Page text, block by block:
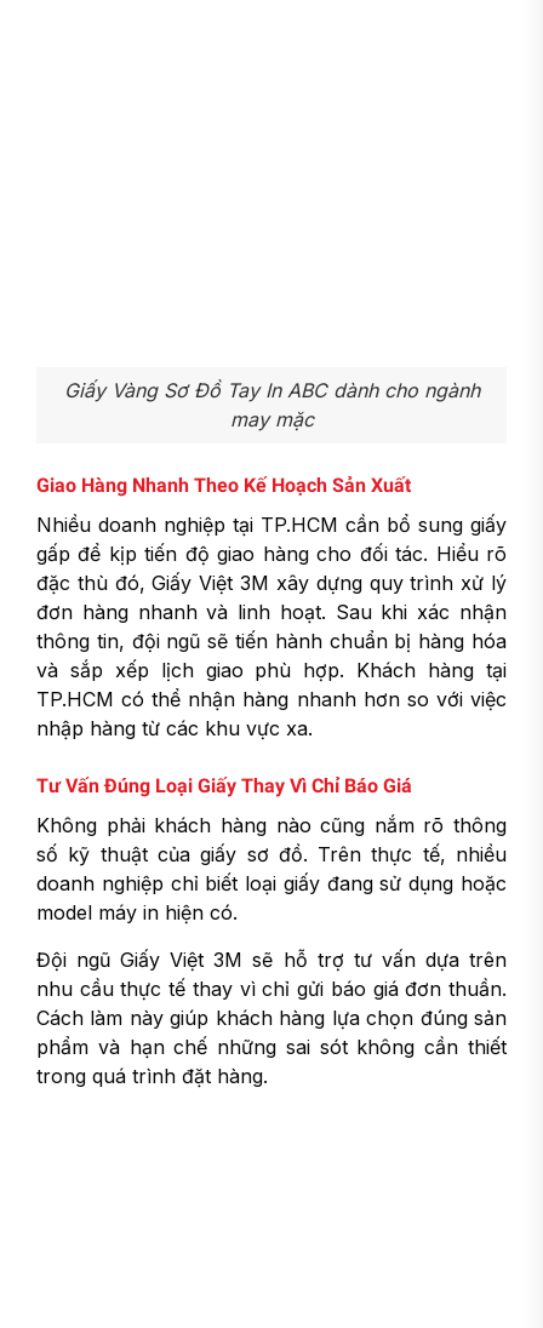
Giấy Vàng Sơ Đồ Tay In ABC dành cho ngành
may mặc
Giao Hàng Nhanh Theo Kế Hoạch Sản Xuất
Nhiều doanh nghiệp tại TP.HCM cần bổ sung giấy
gấp để kịp tiến độ giao hàng cho đối tác. Hiểu rõ
đặc thù đó, Giấy Việt 3M xây dựng quy trình xử lý
đơn hàng nhanh và linh hoạt. Sau khi xác nhận
thông tin, đội ngũ sẽ tiến hành chuẩn bị hàng hóa
và sắp xếp lịch giao phù hợp. Khách hàng tại
TP.HCM có thể nhận hàng nhanh hơn so với việc
nhập hàng từ các khu vực xa.
Tư Vấn Đúng Loại Giấy Thay Vì Chỉ Báo Giá
Không phải khách hàng nào cũng nắm rõ thông
số kỹ thuật của giấy sơ đồ. Trên thực tế, nhiều
doanh nghiệp chỉ biết loại giấy đang sử dụng hoặc
model máy in hiện có.
Đội ngũ Giấy Việt 3M sẽ hỗ trợ tư vấn dựa trên
nhu cầu thực tế thay vì chỉ gửi báo giá đơn thuần.
Cách làm này giúp khách hàng lựa chọn đúng sản
phẩm và hạn chế những sai sót không cần thiết
trong quá trình đặt hàng.